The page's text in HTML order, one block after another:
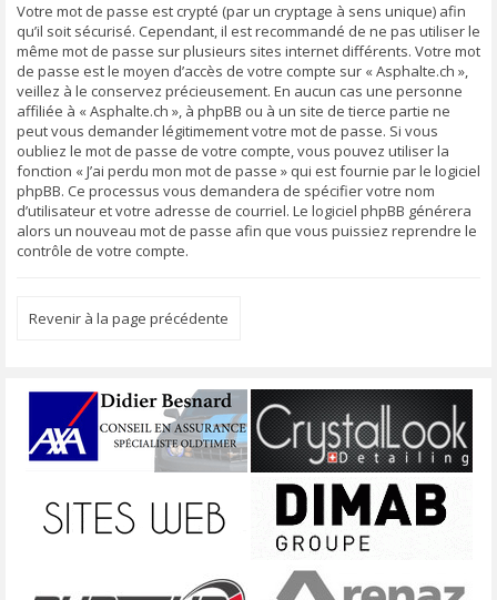
Votre mot de passe est crypté (par un cryptage à sens unique) afin
qu’il soit sécurisé. Cependant, il est recommandé de ne pas utiliser le
même mot de passe sur plusieurs sites internet différents. Votre mot
de passe est le moyen d’accès de votre compte sur « Asphalte.ch »,
veillez à le conservez précieusement. En aucun cas une personne
affiliée à « Asphalte.ch », à phpBB ou à un site de tierce partie ne
peut vous demander légitimement votre mot de passe. Si vous
oubliez le mot de passe de votre compte, vous pouvez utiliser la
fonction « J’ai perdu mon mot de passe » qui est fournie par le logiciel
phpBB. Ce processus vous demandera de spécifier votre nom
d’utilisateur et votre adresse de courriel. Le logiciel phpBB générera
alors un nouveau mot de passe afin que vous puissiez reprendre le
contrôle de votre compte.
Revenir à la page précédente